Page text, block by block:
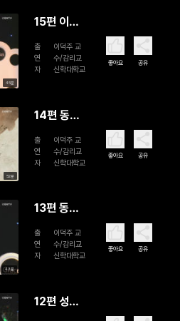
준 종순일
45분
15편 이름
백 데나리
온 빚진 자
준 종순일
출
연
자
이덕주 교
수/감리교
신학대학교
좋아요 공유
52분
14편 동
신 장로
교 최초 목
창(2)
출
연
자
이덕주 교
수/감리교
신학대학교
좋아요 공유
43분
13편 동
신 장로
교 최초 목
창(1)
출
연
자
이덕주 교
수/감리교
신학대학교
좋아요 공유
12편 성